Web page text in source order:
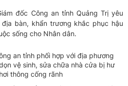
đốc Công an tỉnh Quảng Trị yêu
bàn, khẩn trương khắc phục hậu
sống cho Nhân dân.